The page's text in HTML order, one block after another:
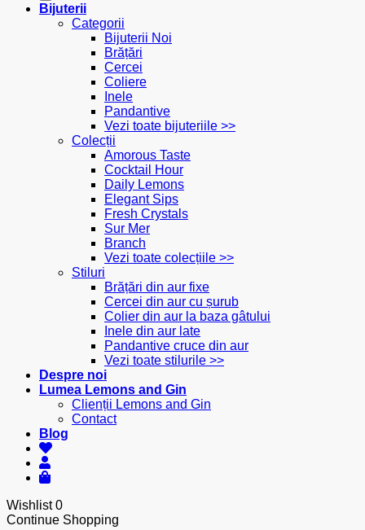
Bijuterii
Categorii
Bijuterii Noi
Brățări
Cercei
Coliere
Inele
Pandantive
Vezi toate bijuteriile >>
Colecții
Amorous Taste
Cocktail Hour
Daily Lemons
Elegant Sips
Fresh Crystals
Sur Mer
Branch
Vezi toate colecțiile >>
Stiluri
Brățări din aur fixe
Cercei din aur cu șurub
Colier din aur la baza gâtului
Inele din aur late
Pandantive cruce din aur
Vezi toate stilurile >>
Despre noi
Lumea Lemons and Gin
Clienții Lemons and Gin
Contact
Blog
Wishlist0
Continue Shopping